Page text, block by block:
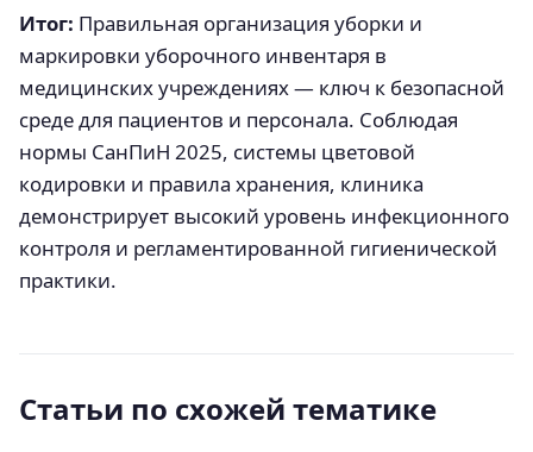
Итог: Правильная организация уборки и
маркировки уборочного инвентаря в
медицинских учреждениях — ключ к безопасной
среде для пациентов и персонала. Соблюдая
нормы СанПиН 2025, системы цветовой
кодировки и правила хранения, клиника
демонстрирует высокий уровень инфекционного
контроля и регламентированной гигиенической
практики.
Статьи по схожей тематике